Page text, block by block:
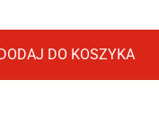
DO KOSZYKA